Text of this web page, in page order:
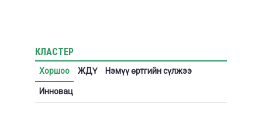
КЛАСТЕР
Хоршоо ЖДҮ Нэмүү өртгийн сүлжээ
Инновац